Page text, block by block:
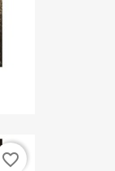
favorite_border